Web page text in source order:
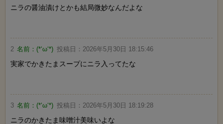
ニラの醤油漬けとかも結局微妙なんだよな
2 名前： (*‘ω‘*) 投稿日： 2026年5月30日 18:15:46
実家でかきたまスープにニラ入ってたな
3 名前： (*‘ω‘*) 投稿日： 2026年5月30日 18:19:28
ニラのかきたま味噌汁美味いよな